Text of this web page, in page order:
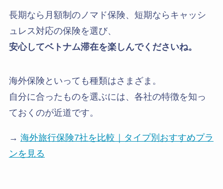
長期なら月額制のノマド保険、短期ならキャッシ
ュレス対応の保険を選び、
安心してベトナム滞在を楽しんでくださいね。
海外保険といっても種類はさまざま。
自分に合ったものを選ぶには、各社の特徴を知っ
ておくのが近道です。
→ 海外旅行保険7社を比較｜タイプ別おすすめプラ
ンを見る